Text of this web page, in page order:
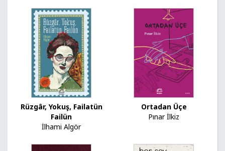
Rüzgâr, Yokuş, Failatün
Failün
İlhami Algör
Ortadan Üçe
Pınar İlkiz